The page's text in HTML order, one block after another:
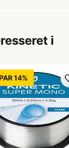
i
14%